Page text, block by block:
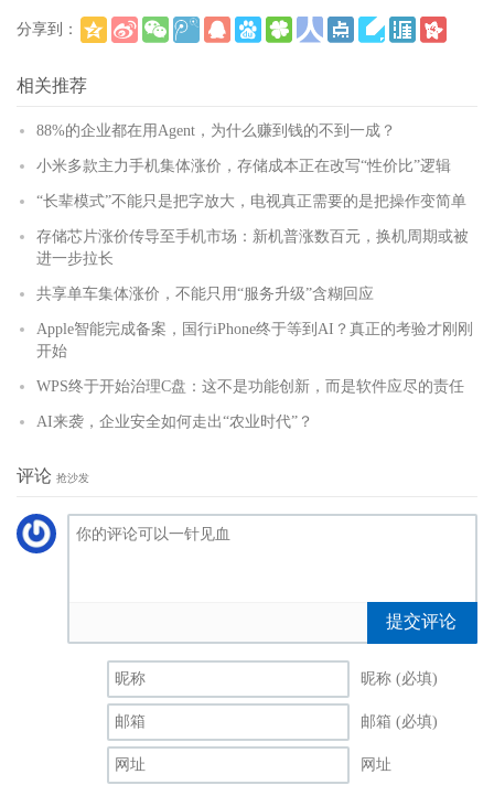
分享到：
相关推荐
88%的企业都在用Agent，为什么赚到钱的不到一成？
小米多款主力手机集体涨价，存储成本正在改写“性价比”逻辑
“长辈模式”不能只是把字放大，电视真正需要的是把操作变简单
存储芯片涨价传导至手机市场：新机普涨数百元，换机周期或被
进一步拉长
共享单车集体涨价，不能只用“服务升级”含糊回应
Apple智能完成备案，国行iPhone终于等到AI？真正的考验才刚刚
开始
WPS终于开始治理C盘：这不是功能创新，而是软件应尽的责任
AI来袭，企业安全如何走出“农业时代”？
评论 抢沙发
提交评论
昵称 (必填)
邮箱 (必填)
网址